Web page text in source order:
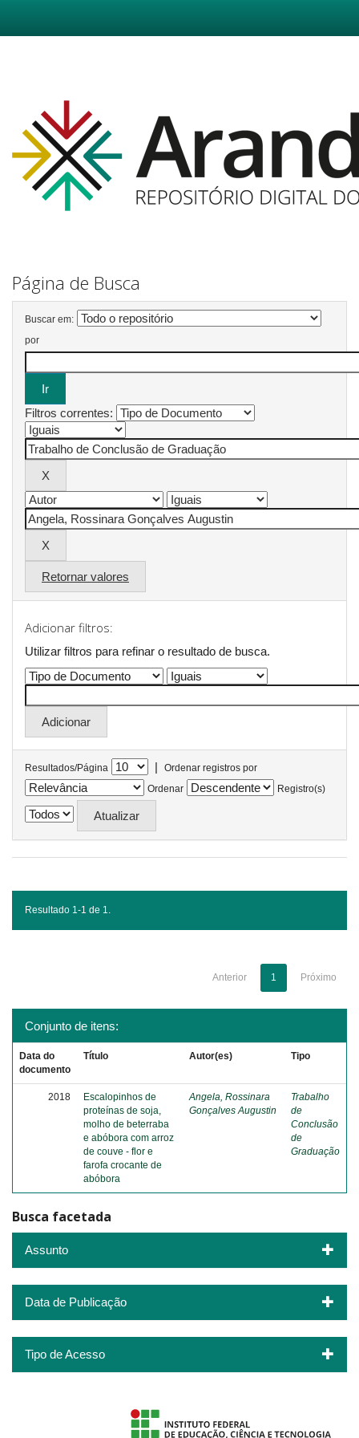
Página de Busca
Buscar em:
por
Filtros correntes:
Retornar valores
Adicionar filtros:
Utilizar filtros para refinar o resultado de busca.
Resultados/Página |
Ordenar registros por
Ordenar
Registro(s)
Resultado 1-1 de 1.
Anterior 1 Próximo
Conjunto de itens:
Data do
documento
Título Autor(es) Tipo
2018
Escalopinhos de
proteínas de soja,
molho de beterraba
e abóbora com arroz
de couve - flor e
farofa crocante de
abóbora
Angela, Rossinara
Gonçalves Augustin
Trabalho
de
Conclusão
de
Graduação
Busca facetada
Assunto
Data de Publicação
Tipo de Acesso